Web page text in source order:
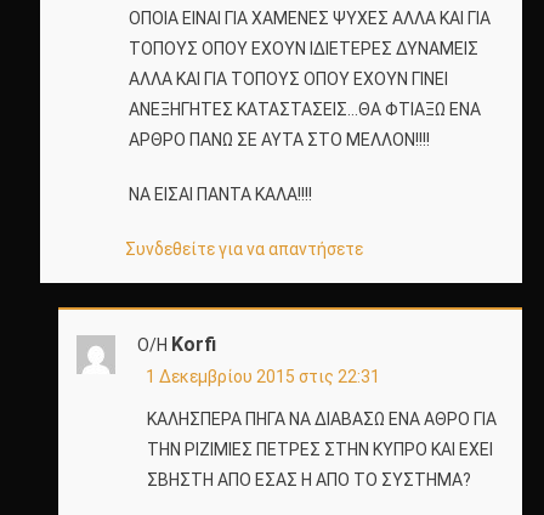
ΟΠΟΙΑ ΕΙΝΑΙ ΓΙΑ ΧΑΜΕΝΕΣ ΨΥΧΕΣ ΑΛΛΑ ΚΑΙ ΓΙΑ
ΤΟΠΟΥΣ ΟΠΟΥ ΕΧΟΥΝ ΙΔΙΕΤΕΡΕΣ ΔΥΝΑΜΕΙΣ
ΑΛΛΑ ΚΑΙ ΓΙΑ ΤΟΠΟΥΣ ΟΠΟΥ ΕΧΟΥΝ ΓΙΝΕΙ
ΑΝΕΞΗΓΗΤΕΣ ΚΑΤΑΣΤΑΣΕΙΣ…ΘΑ ΦΤΙΑΞΩ ΕΝΑ
ΑΡΘΡΟ ΠΑΝΩ ΣΕ ΑΥΤΑ ΣΤΟ ΜΕΛΛΟΝ!!!!
ΝΑ ΕΙΣΑΙ ΠΑΝΤΑ ΚΑΛΑ!!!!
Συνδεθείτε για να απαντήσετε
Ο/Η Korfi
1 Δεκεμβρίου 2015 στις 22:31
ΚΑΛΗΣΠΕΡΑ ΠΗΓΑ ΝΑ ΔΙΑΒΑΣΩ ΕΝΑ ΑΘΡΟ ΓΙΑ
ΤΗΝ ΡΙΖΙΜΙΕΣ ΠΕΤΡΕΣ ΣΤΗΝ ΚΥΠΡΟ ΚΑΙ ΕΧΕΙ
ΣΒΗΣΤΗ ΑΠΟ ΕΣΑΣ Η ΑΠΟ ΤΟ ΣΥΣΤΗΜΑ?